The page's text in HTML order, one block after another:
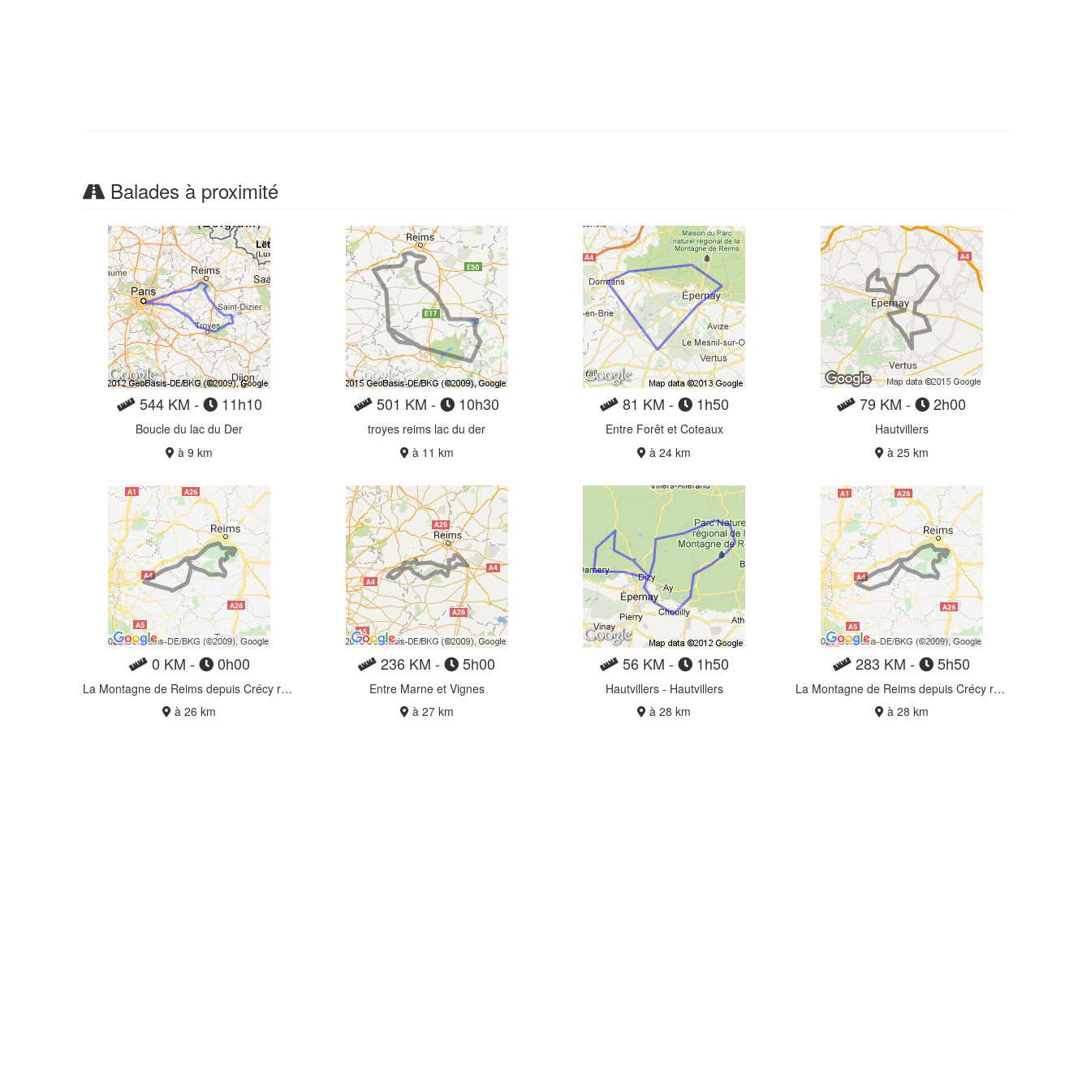
Balades à proximité
544 KM - 11h10
Boucle du lac du Der
à 9 km
501 KM - 10h30
troyes reims lac du der
à 11 km
81 KM - 1h50
Entre Forêt et Coteaux
à 24 km
79 KM - 2h00
Hautvillers
à 25 km
0 KM - 0h00
La Montagne de Reims depuis Crécy retour Grand Morin
à 26 km
236 KM - 5h00
Entre Marne et Vignes
à 27 km
56 KM - 1h50
Hautvillers - Hautvillers
à 28 km
283 KM - 5h50
La Montagne de Reims depuis Crécy retour Rebais
à 28 km